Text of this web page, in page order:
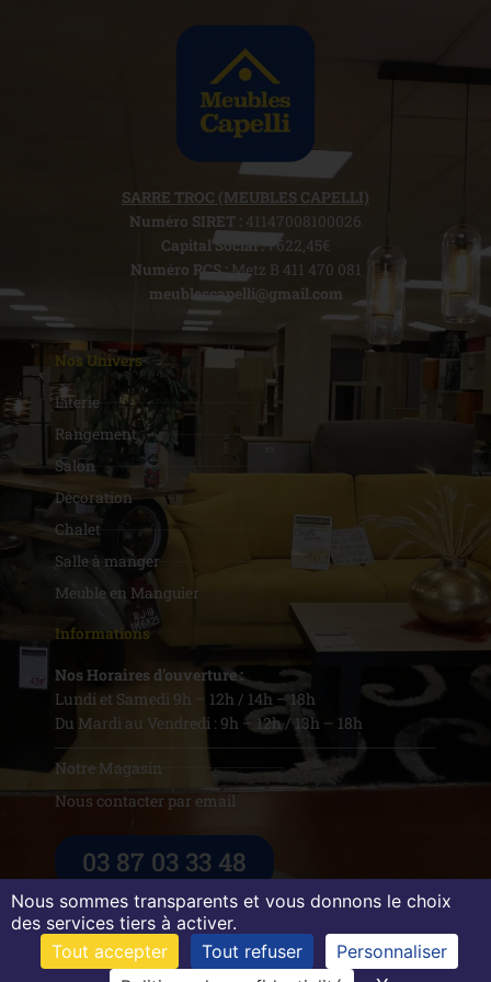
SARRE TROC (MEUBLES CAPELLI)
Numéro SIRET : 41147008100026
Capital Social :7622,45€
Numéro RCS :Metz B 411 470 081
meublescapelli@gmail.com
Nos Univers
Literie
Rangement
Salon
Décoration
Chalet
Salle à manger
Meuble en Manguier
Informations
Nos Horaires d’ouverture :
Lundi et Samedi 9h – 12h / 14h – 18h
Du Mardi au Vendredi : 9h – 12h / 13h – 18h
Notre Magasin
Nous contacter par email
03 87 03 33 48
Mentions légalesProtection des données
Nous sommes transparents et vous donnons le choix
des services tiers à activer.
Tout accepter
Tout refuser
Personnaliser